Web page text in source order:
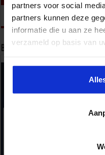
partners voor social
partners kunnen deze
informatie die u aan ze
verzameld op basis van
Bekijk onze opleidingen